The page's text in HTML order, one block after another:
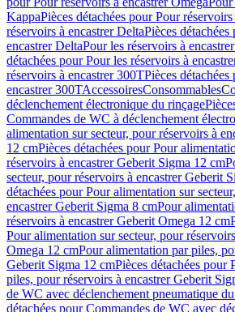
KappaPièces détachées pour Pour
réservoirs à encastrer DeltaPièces
encastrer DeltaPour les réservoirs à
détachées pour Pour les réservoirs à
réservoirs à encastrer 300TPièces
encastrer 300TAccessoiresConsommables
déclenchement électronique du rinçage
Commandes de WC à déclenchement
alimentation sur secteur, pour réservoirs à
12 cmPièces détachées pour Pour
réservoirs à encastrer Geberit Sigma 12 cm
secteur, pour réservoirs à encastrer Geberit
détachées pour Pour alimentation sur
encastrer Geberit Sigma 8 cmPour
réservoirs à encastrer Geberit Omega 12 cm
Pour alimentation sur secteur, pour
Omega 12 cmPour alimentation par piles,
Geberit Sigma 12 cmPièces détachées pour
piles, pour réservoirs à encastrer Geberit
de WC avec déclenchement pneumatique
détachées pour Commandes de WC avec